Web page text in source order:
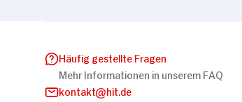
Häufig gestellte Fragen
Mehr Informationen in unserem FAQ
kontakt
hit.de